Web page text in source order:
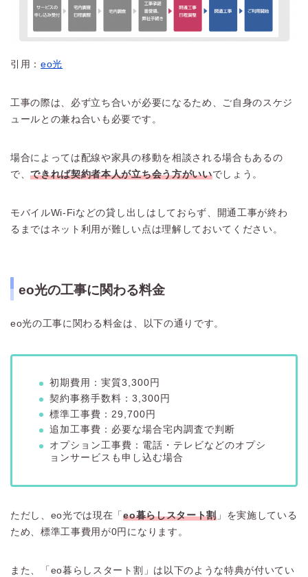
引用：eo光
工事の際は、必ず立ち合いが必要になるため、ご自身のスケジ
ュールとの兼ね合いも必要です。
場合によっては配線や家具の移動を相談される場合もあるの
で、できれば契約者本人が立ち会う方がいいでしょう。
モバイルWi-Fiなどの貸し出しはしておらず、開通工事が終わ
るまではネット利用が難しい点は理解しておいてください。
eo光の工事に関わる料金
eo光の工事に関わる料金は、以下の通りです。
初期費用：実質3,300円
契約事務手数料：3,300円
標準工事費：29,700円
追加工事費：必要な場合宅内調査で判断
オプション工事費：電話・テレビなどのオプシ
ョンサービスも申し込む場合
ただし、eo光では現在「eo暮らしスタート割」を実施している
ため、標準工事費用が0円になります。
また、「eo暮らしスタート割」は以下のような特典が付いてい